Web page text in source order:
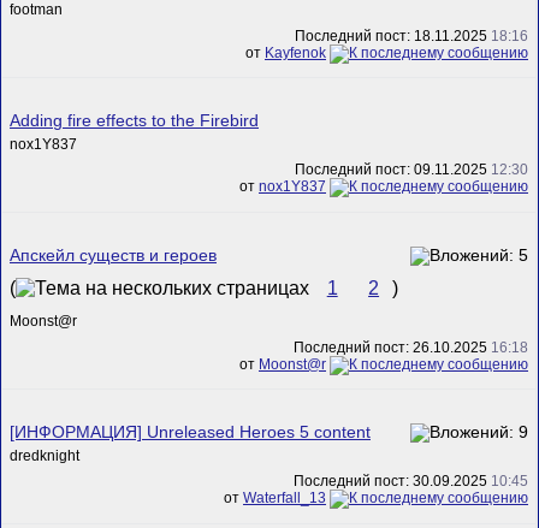
footman
Последний пост: 18.11.2025 18:16
от Kayfenok
Adding fire effects to the Firebird
nox1Y837
Последний пост: 09.11.2025 12:30
от nox1Y837
Апскейл существ и героев
( 1 2 )
Mооnst@r
Последний пост: 26.10.2025 16:18
от Mооnst@r
[ИНФОРМАЦИЯ] Unreleased Heroes 5 content
dredknight
Последний пост: 30.09.2025 10:45
от Waterfall_13